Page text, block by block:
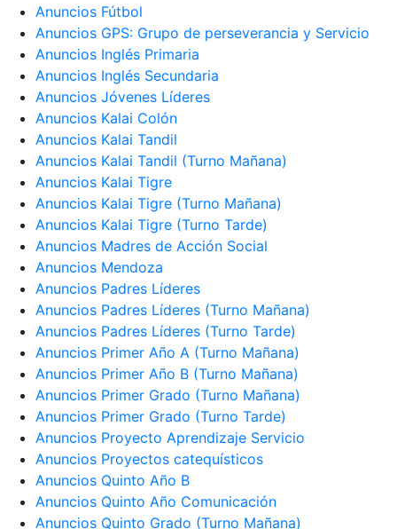
Anuncios Fútbol
Anuncios GPS: Grupo de perseverancia y Servicio
Anuncios Inglés Primaria
Anuncios Inglés Secundaria
Anuncios Jóvenes Líderes
Anuncios Kalai Colón
Anuncios Kalai Tandil
Anuncios Kalai Tandil (Turno Mañana)
Anuncios Kalai Tigre
Anuncios Kalai Tigre (Turno Mañana)
Anuncios Kalai Tigre (Turno Tarde)
Anuncios Madres de Acción Social
Anuncios Mendoza
Anuncios Padres Líderes
Anuncios Padres Líderes (Turno Mañana)
Anuncios Padres Líderes (Turno Tarde)
Anuncios Primer Año A (Turno Mañana)
Anuncios Primer Año B (Turno Mañana)
Anuncios Primer Grado (Turno Mañana)
Anuncios Primer Grado (Turno Tarde)
Anuncios Proyecto Aprendizaje Servicio
Anuncios Proyectos catequísticos
Anuncios Quinto Año B
Anuncios Quinto Año Comunicación
Anuncios Quinto Grado (Turno Mañana)